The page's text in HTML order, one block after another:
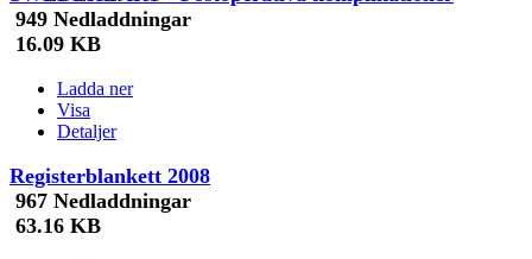
949 Nedladdningar
16.09 KB
Ladda ner
Visa
Detaljer
Registerblankett 2008
967 Nedladdningar
63.16 KB